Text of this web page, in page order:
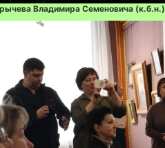
Владимира Семеновича (к.б.н.)